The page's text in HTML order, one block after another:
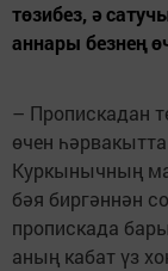
төзибез, ә
аннары безнең
– Пропискадан
өчен
Куркынычның
бәя биргәннән
пропискада
аның кабат үз